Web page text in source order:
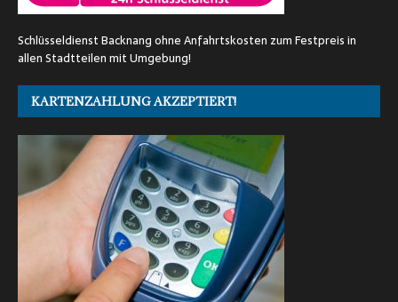
Schlüsseldienst Backnang ohne Anfahrtskosten zum Festpreis in
allen Stadtteilen mit Umgebung!
KARTENZAHLUNG AKZEPTIERT!